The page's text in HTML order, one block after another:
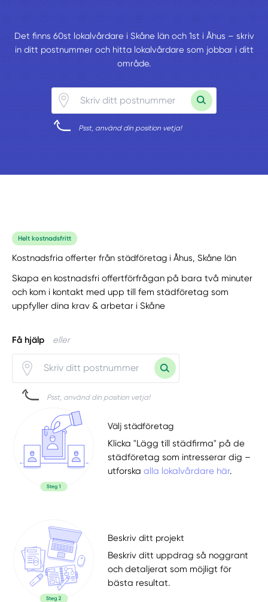
Det finns 60st lokalvårdare i Skåne län och 1st i Åhus – skriv
in ditt postnummer och hitta lokalvårdare som jobbar i ditt
område.
Psst, använd din position vetja!
Helt kostnadsfritt
Kostnadsfria offerter från städföretag i Åhus, Skåne län
Skapa en kostnadsfri offertförfrågan på bara två minuter
och kom i kontakt med upp till fem städföretag som
uppfyller dina krav & arbetar i Skåne
Få hjälp eller
Psst, använd din position vetja!
Välj städföretag
Klicka "Lägg till städfirma" på de
städföretag som intresserar dig –
utforskaalla lokalvårdare här.
Beskriv ditt projekt
Beskriv ditt uppdrag så noggrant
och detaljerat som möjligt för
bästa resultat.